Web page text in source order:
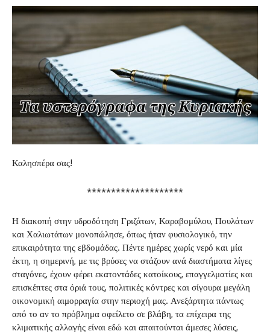
Καλησπέρα σας!
********************
Η διακοπή στην υδροδότηση Γριζάτων, Καραβομύλου, Πουλάτων
και Χαλιωτάτων μονοπώλησε, όπως ήταν φυσιολογικό, την
επικαιρότητα της εβδομάδας. Πέντε ημέρες χωρίς νερό και μία
έκτη, η σημερινή, με τις βρύσες να στάζουν ανά διαστήματα λίγες
σταγόνες, έχουν φέρει εκατοντάδες κατοίκους, επαγγελματίες και
επισκέπτες στα όριά τους, πολιτικές κόντρες και σίγουρα μεγάλη
οικονομική αιμορραγία στην περιοχή μας. Ανεξάρτητα πάντως
από το αν το πρόβλημα οφείλετο σε βλάβη, τα επίχειρα της
κλιματικής αλλαγής είναι εδώ και απαιτούνται άμεσες λύσεις,